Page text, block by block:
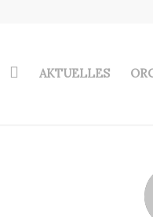
AKTUELLES